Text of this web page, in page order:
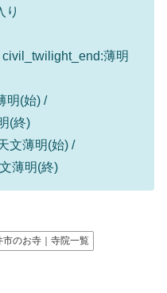
り
薄明
明(始) /
(終)
文薄明(始) /
薄明(終)
市のお寺｜寺院一覧